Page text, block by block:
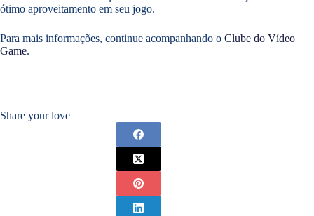
ótimo aproveitamento em seu jogo.
Para mais informações, continue acompanhando o Clube do Vídeo
Game.
Share your love